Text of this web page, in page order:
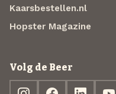
Kaarsbestellen.nl
Hopster Magazine
Volg de Beer